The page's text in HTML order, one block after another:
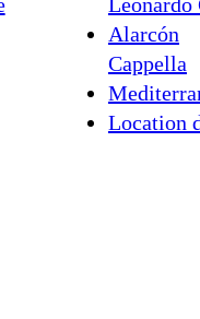
Alarcón
Cappella
Location